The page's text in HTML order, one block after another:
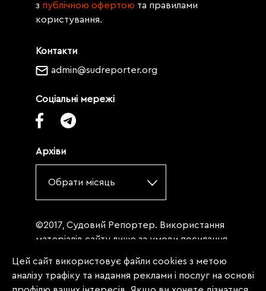
Контакти
admin@sudreporter.org
Соціальні мережі
Архіви
Обрати місяць
з публічною офертою та правилами
користування.
©2017, Судовий Репортер. Використання
матеріалів сайту лише за умови посилання
«Судовий репортер» не нижче третього
абзацу. Матеріали, щодо яких міститься
Цей сайт використовує файли cookies з метою
аналізу трафіку та надання реклами і послуг на основі